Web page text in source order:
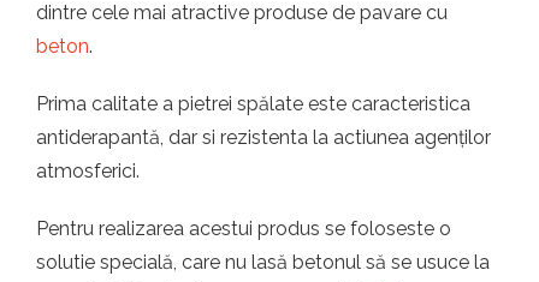
dintre cele mai atractive produse de pavare cu
beton.
Prima calitate a pietrei spălate este caracteristica
antiderapantă, dar si rezistenta la actiunea agenților
atmosferici.
Pentru realizarea acestui produs se foloseste o
solutie specială, care nu lasă betonul să se usuce la